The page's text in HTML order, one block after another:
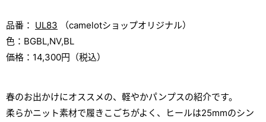
品番： UL83 （camelotショップオリジナル）
色：BGBL,NV,BL
価格：14,300円（税込）
春のお出かけにオススメの、軽やかパンプスの紹介です。
柔らかニット素材で履きこごちがよく、ヒールは25mmのシン